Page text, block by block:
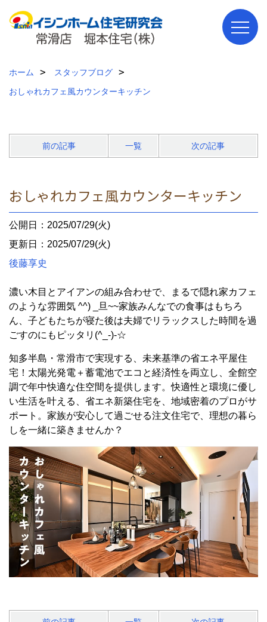
ホーム
スタッフブログ
おしゃれカフェ風カウンターキッチン
前の記事 一覧 次の記事
おしゃれカフェ風カウンターキッチン
公開日：2025/07/29(火)
更新日：2025/07/29(火)
後藤享史
濃い木目とアイアンの組み合わせで、まるで隠れ家カフェ
のような雰囲気 ^^) _旦~~家族みんなでの食事はもちろ
ん、子どもたちが寝た後は夫婦でリラックスした時間を過
ごすのにもピッタリ(^_-)-☆
知多半島・常滑市で実現する、未来基準の省エネ平屋住
宅！太陽光発電＋蓄電池でエコと経済性を両立し、全館空
調で年中快適な住空間を提供します。快適性と環境に優し
い生活を叶える、省エネ新築住宅を、地域密着のプロがサ
ポート。家族が安心して過ごせる注文住宅で、理想の暮ら
しを一緒に築きませんか？